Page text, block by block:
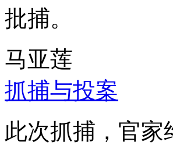
批捕。
马亚莲
抓捕与投案
此次抓捕，官